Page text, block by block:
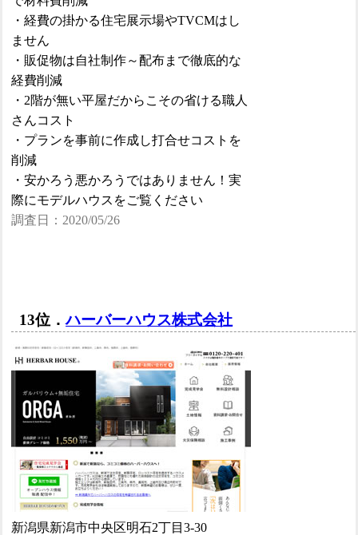
・経費の掛かる住宅展示場やTVCMはし
ません
・販促物は自社制作～配布まで徹底的な
経費削減
・2階が無い平屋だからこその省ける職人
さんコスト
・プランを事前に作成し打合せコストを
削減
・安かろう悪かろうではありません！実
際にモデルハウスをご覧ください
調査日：2020/05/26
13位．ハーバーハウス株式会社
新潟県新潟市中央区明石2丁目3-30